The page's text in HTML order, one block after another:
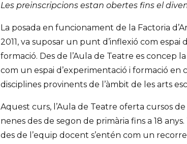
Les preinscripcions estan obertes fins el
La posada en funcionament de la Factoria
2011, va suposar un punt d’inflexió com espai
formació. Des de l’Aula de Teatre es concep
com un espai d’experimentació i formació en
disciplines provinents de l’àmbit de les arts
Aquest curs, l’Aula de Teatre oferta cursos
nenes des de segon de primària fins a 18
des de l’equip docent s’entén com un